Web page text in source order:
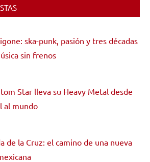
ska-punk, pasión y tres décadas
sin frenos
Star lleva su Heavy Metal desde
al mundo
de la Cruz: el camino de una nueva